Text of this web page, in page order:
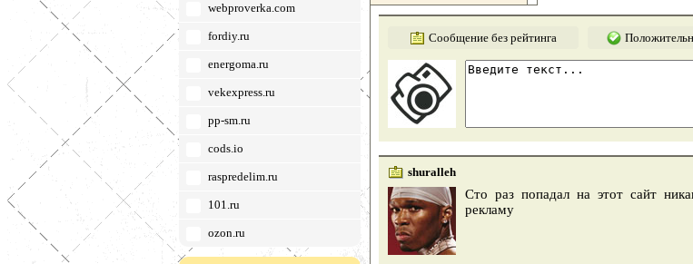
webproverka.com
fordiy.ru
energoma.ru
vekexpress.ru
pp-sm.ru
cods.io
raspredelim.ru
101.ru
ozon.ru
Сообщение без рейтинга
shuralleh
Сто раз попадал на этот сайт
рекламу